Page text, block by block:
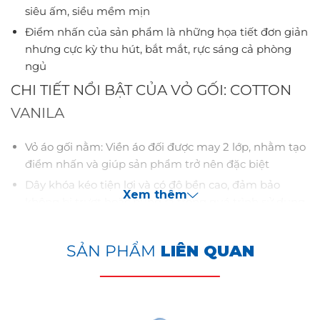
siêu ấm, siều mềm mịn
Điểm nhấn của sản phẩm là những họa tiết đơn giản
nhưng cực kỳ thu hút, bắt mắt, rực sáng cả phòng
ngủ
CHI TIẾT NỔI BẬT CỦA VỎ GỐI: COTTON
VANILA
Vỏ áo gối nằm: Viền áo đối được may 2 lớp, nhằm tạo
điểm nhấn và giúp sản phẩm trở nên đặc biệt
Dây khóa kéo tiện lợi và có độ bền cao, đảm bảo
không bị trượt hoặc bung ra trong quá trình sử dụng
ƯU ĐIỂM VƯỢT TRỘI BỘ CHĂN GA
mềm mại, thoáng mát, giúp bạn có giấc ngủ sâu và
Xem thêm
SẢN PHẨM LIÊN QUAN